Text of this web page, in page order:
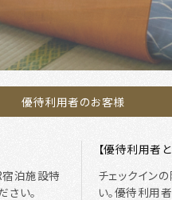
優待利用者のお客様
宿泊施設特
い。
【優待利用者
チェックイン
い。優待利用